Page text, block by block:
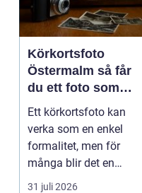
Körkortsfoto
Östermalm så får
du ett foto som
alltid blir godkänt
Ett körkortsfoto kan
verka som en enkel
formalitet, men för
många blir det en
oväntad källa till str...
31 juli 2026